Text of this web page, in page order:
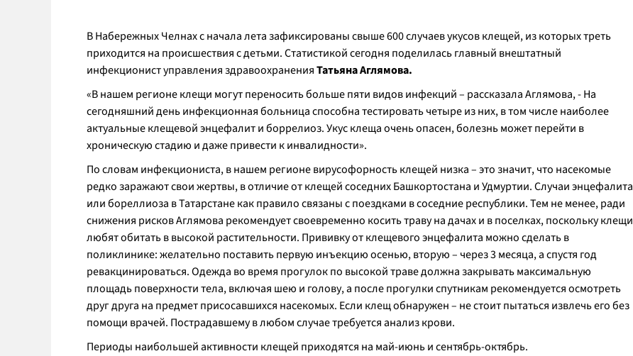
В Набережных Челнах с начала лета зафиксированы свыше 600 случаев укусов клещей, из которых треть
приходится на происшествия с детьми. Статистикой сегодня поделилась главный внештатный
инфекционист управления здравоохраненияТатьяна Аглямова.
«В нашем регионе клещи могут переносить больше пяти видов инфекций – рассказала Аглямова, - На
сегодняшний день инфекционная больница способна тестировать четыре из них, в том числе наиболее
актуальные клещевой энцефалит и боррелиоз. Укус клеща очень опасен, болезнь может перейти в
хроническую стадию и даже привести к инвалидности».
По словам инфекциониста, в нашем регионе вирусофорность клещей низка – это значит, что насекомые
редко заражают свои жертвы, в отличие от клещей соседних Башкортостана и Удмуртии. Случаи энцефалита
или бореллиоза в Татарстане как правило связаны с поездками в соседние республики. Тем не менее, ради
снижения рисков Аглямова рекомендует своевременно косить траву на дачах и в поселках, поскольку клещи
любят обитать в высокой растительности. Прививку от клещевого энцефалита можно сделать в
поликлинике: желательно поставить первую инъекцию осенью, вторую – через 3 месяца, а спустя год
ревакцинироваться. Одежда во время прогулок по высокой траве должна закрывать максимальную
площадь поверхности тела, включая шею и голову, а после прогулки спутникам рекомендуется осмотреть
друг друга на предмет присосавшихся насекомых. Если клещ обнаружен – не стоит пытаться извлечь его без
помощи врачей. Пострадавшему в любом случае требуется анализ крови.
Периоды наибольшей активности клещей приходятся на май-июнь и сентябрь-октябрь.